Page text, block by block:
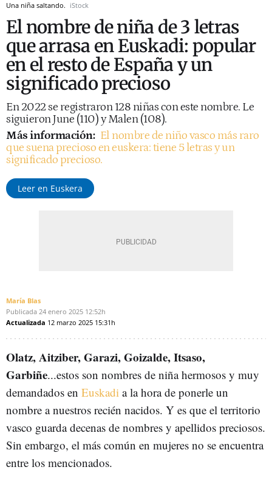
Una niña saltando. iStock
El nombre de niña de 3 letras
que arrasa en Euskadi: popular
en el resto de España y un
significado precioso
En 2022 se registraron 128 niñas con este nombre. Le
siguieron June (110) y Malen (108).
Más información: El nombre de niño vasco más raro
que suena precioso en euskera: tiene 5 letras y un
significado precioso.
Leer en Euskera
María Blas
Publicada 24 enero 2025 12:52h
Actualizada 12 marzo 2025 15:31h
Olatz, Aitziber, Garazi, Goizalde, Itsaso,
Garbiñe...estos son nombres de niña hermosos y muy
demandados en Euskadi a la hora de ponerle un
nombre a nuestros recién nacidos. Y es que el territorio
vasco guarda decenas de nombres y apellidos preciosos.
Sin embargo, el más común en mujeres no se encuentra
entre los mencionados.